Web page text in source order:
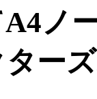
ノ
ー